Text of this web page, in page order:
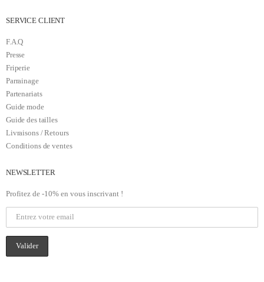
SERVICE CLIENT
F.A.Q
Presse
Friperie
Parrainage
Partenariats
Guide mode
Guide des tailles
Livraisons / Retours
Conditions de ventes
NEWSLETTER
Profitez de -10% en vous inscrivant !